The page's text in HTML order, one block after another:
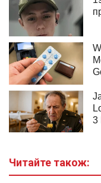
Читайте також: